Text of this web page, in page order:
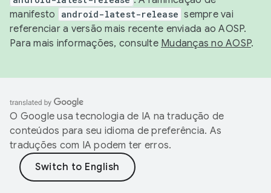
manifesto
android-latest-release sempre vai
referenciar a versão mais recente enviada ao AOSP.
Para mais informações, consulte Mudanças no AOSP.
O Google usa tecnologia de IA na tradução de
conteúdos para seu idioma de preferência. As
traduções com IA podem ter erros.